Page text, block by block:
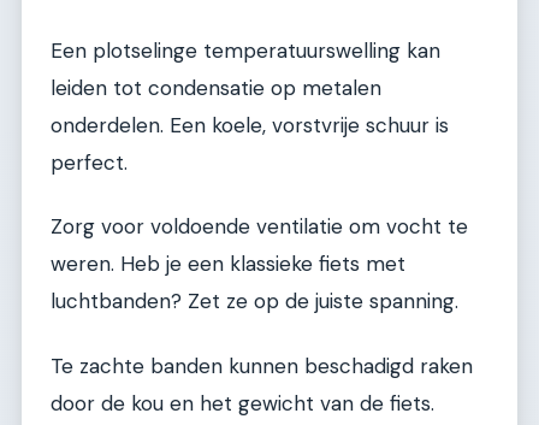
Een plotselinge temperatuurswelling kan
leiden tot condensatie op metalen
onderdelen. Een koele, vorstvrije schuur is
perfect.
Zorg voor voldoende ventilatie om vocht te
weren. Heb je een klassieke fiets met
luchtbanden? Zet ze op de juiste spanning.
Te zachte banden kunnen beschadigd raken
door de kou en het gewicht van de fiets.